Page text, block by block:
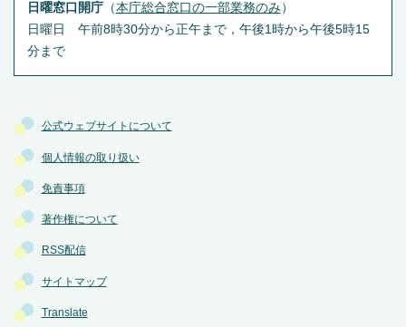
公式ウェブサイトについて
個人情報の取り扱い
免責事項
著作権について
RSS配信
サイトマップ
Translate
日曜窓口開庁（本庁総合窓口の一部業務のみ ）
日曜日 午前8時30分から正午まで，午後1時から午後5時15
分まで